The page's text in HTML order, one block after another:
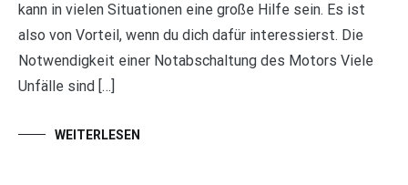
kann in vielen Situationen eine große Hilfe sein. Es ist
also von Vorteil, wenn du dich dafür interessierst. Die
Notwendigkeit einer Notabschaltung des Motors Viele
Unfälle sind […]
WEITERLESEN